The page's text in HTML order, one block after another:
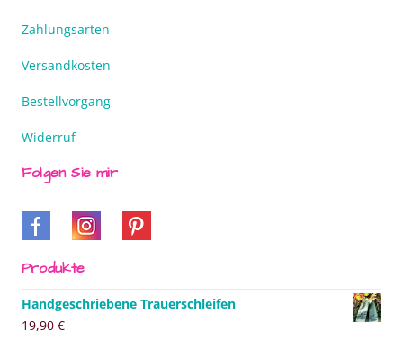
Zahlungsarten
Versandkosten
Bestellvorgang
Widerruf
Folgen Sie mir
Produkte
Handgeschriebene Trauerschleifen
19,90 €